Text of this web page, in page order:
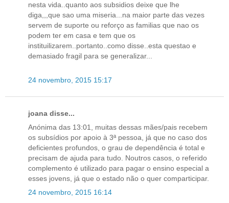
nesta vida..quanto aos subsidios deixe que lhe
diga,,,que sao uma miseria...na maior parte das vezes
servem de suporte ou reforço as familias que nao os
podem ter em casa e tem que os
instituilizarem..portanto..como disse..esta questao e
demasiado fragil para se generalizar...
24 novembro, 2015 15:17
joana disse...
Anónima das 13:01, muitas dessas mães/pais recebem
os subsídios por apoio à 3ª pessoa, já que no caso dos
deficientes profundos, o grau de dependência é total e
precisam de ajuda para tudo. Noutros casos, o referido
complemento é utilizado para pagar o ensino especial a
esses jovens, já que o estado não o quer comparticipar.
24 novembro, 2015 16:14